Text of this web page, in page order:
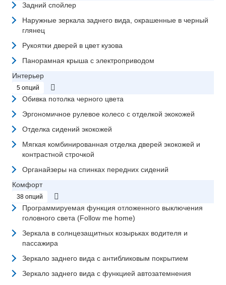
Задний спойлер
Наружные зеркала заднего вида, окрашенные в черный
глянец
Рукоятки дверей в цвет кузова
Панорамная крыша с электроприводом
Интерьер
5 опций
Обивка потолка черного цвета
Эргономичное рулевое колесо с отделкой экокожей
Отделка сидений экокожей
Мягкая комбинированная отделка дверей экокожей и
контрастной строчкой
Органайзеры на спинках передних сидений
Комфорт
38 опций
Программируемая функция отложенного выключения
головного света (Follow me home)
Зеркала в солнцезащитных козырьках водителя и
пассажира
Зеркало заднего вида с антибликовым покрытием
Зеркало заднего вида с функцией автозатемнения